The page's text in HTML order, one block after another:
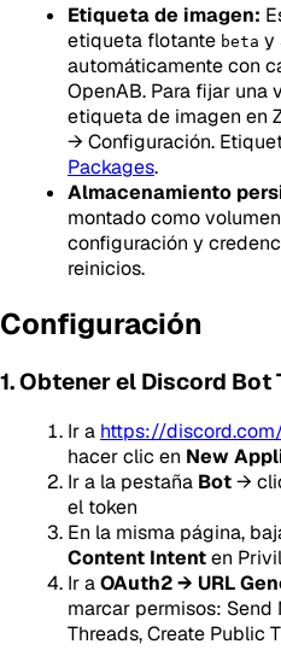
Etiqueta de imagen:
etiqueta flotante beta y
automáticamente con
OpenAB. Para fijar una
etiqueta de imagen en
→ Configuración.
Packages.
Almacenamiento
montado como
configuración y
reinicios.
Configuración
1. Obtener el Discord Bot
Ir a https://
hacer clic en New
Ir a la pestaña Bot→
el token
En la misma página,
Content Intenten
Ir aOAuth2 → URL
marcar permisos: Send
Threads, Create Public